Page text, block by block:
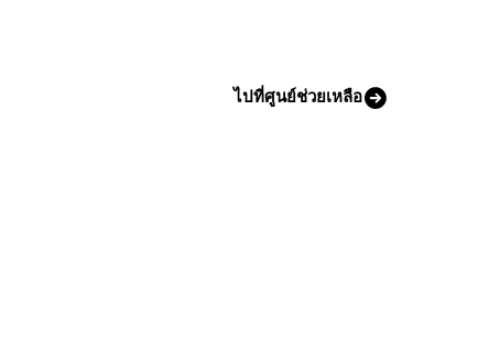
ไปที่ศูนย์ช่วยเหลือ